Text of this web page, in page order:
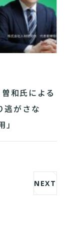
和氏による
逃がさな
NEXT